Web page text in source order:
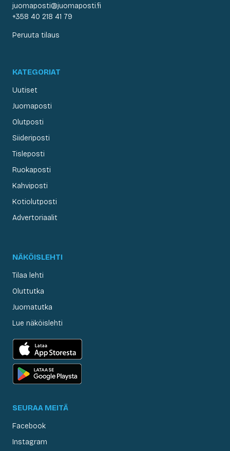
juomaposti@juomaposti.fi
+358 40 218 41 79
Peruuta tilaus
KATEGORIAT
Uutiset
Juomaposti
Olutposti
Siideriposti
Tisleposti
Ruokaposti
Kahviposti
Kotiolutposti
Advertoriaalit
NÄKÖISLEHTI
Tilaa lehti
Oluttutka
Juomatutka
Lue näköislehti
SEURAA MEITÄ
Facebook
Instagram